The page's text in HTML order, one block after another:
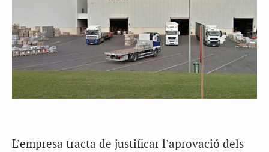
L’empresa tracta de justificar l’aprovació dels